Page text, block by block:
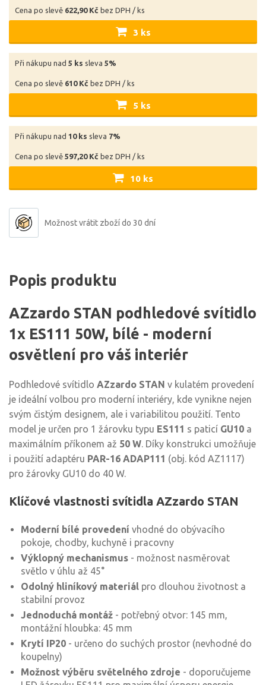
Cena po slevě 622,90 Kč bez DPH / ks
3 ks
Při nákupu nad 5 ks sleva 5%
Cena po slevě 610 Kč bez DPH / ks
5 ks
Při nákupu nad 10 ks sleva 7%
Cena po slevě 597,20 Kč bez DPH / ks
10 ks
Možnost vrátit zboží do 30 dní
Popis produktu
AZzardo STAN podhledové svítidlo
1x ES111 50W, bílé - moderní
osvětlení pro váš interiér
Podhledové svítidlo AZzardo STAN v kulatém provedení
je ideální volbou pro moderní interiéry, kde vynikne nejen
svým čistým designem, ale i variabilitou použití. Tento
model je určen pro 1 žárovku typu ES111 s paticí GU10 a
maximálním příkonem až 50 W. Díky konstrukci umožňuje
i použití adaptéru PAR-16 ADAP111 (obj. kód AZ1117)
pro žárovky GU10 do 40 W.
Klíčové vlastnosti svítidla AZzardo STAN
Moderní bílé provedení vhodné do obývacího
pokoje, chodby, kuchyně i pracovny
Výklopný mechanismus - možnost nasměrovat
světlo v úhlu až 45°
Odolný hliníkový materiál pro dlouhou životnost a
stabilní provoz
Jednoduchá montáž - potřebný otvor: 145 mm,
montážní hloubka: 45 mm
Krytí IP20 - určeno do suchých prostor (nevhodné do
koupelny)
Možnost výběru světelného zdroje - doporučujeme